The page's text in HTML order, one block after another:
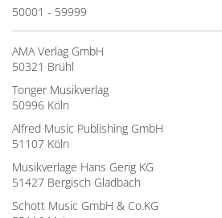
50001 - 59999
AMA Verlag GmbH
50321 Brühl
Tonger Musikverlag
50996 Köln
Alfred Music Publishing GmbH
51107 Köln
Musikverlage Hans Gerig KG
51427 Bergisch Gladbach
Schott Music GmbH & Co.KG